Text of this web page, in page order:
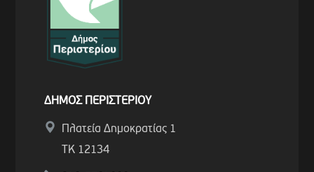
ΔΗΜΟΣ ΠΕΡΙΣΤΕΡΙΟΥ
Πλατεία Δημοκρατίας 1
ΤΚ 12134